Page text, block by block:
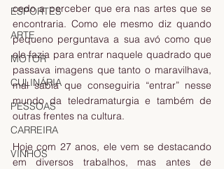
ESPORTES
ARTE
MOTOR
CULINÁRIA
PESSOAS
CARREIRA
VINHOS
cedo a perceber que era nas artes que se
encontraria. Como ele mesmo diz quando
pequeno perguntava a sua avó como que
ele fazia para entrar naquele quadrado que
passava imagens que tanto o maravilhava,
mal sabia que conseguiria “entrar” nesse
mundo da teledramaturgia e também de
outras frentes na cultura.
Hoje com 27 anos, ele vem se destacando
em diversos trabalhos, mas antes de